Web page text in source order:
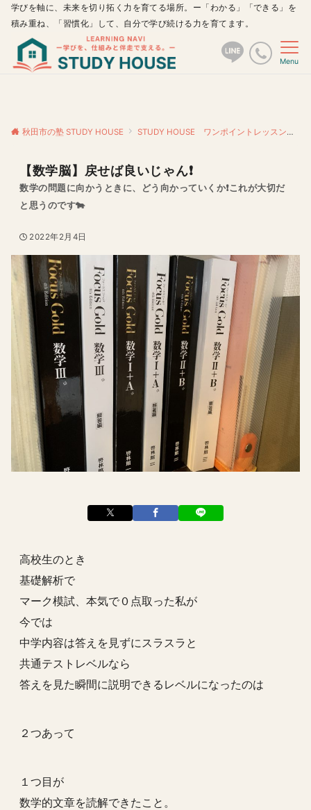
学びを軸に、未来を切り拓く力を育てる場所。ー「わかる」「できる」を
積み重ね、「習慣化」して、自分で学び続ける力を育てます。
Menu
秋田市の塾 STUDY HOUSE STUDY HOUSE ワンポイントレッスン
【数学脳】戻せば良いじゃん❗️
数学の問題に向かうときに、どう向かっていくか❗️これが大切だ
と思うのです🐄
2022年2月4日
高校生のとき
基礎解析で
マーク模試、本気で０点取った私が
今では
中学内容は答えを見ずにスラスラと
共通テストレベルなら
答えを見た瞬間に説明できるレベルになったのは
２つあって
１つ目が
数学的文章を読解できたこと。